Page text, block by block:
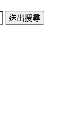
送出搜尋